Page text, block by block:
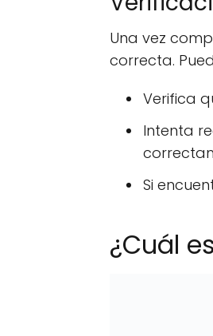
Una vez
correcta.
Verifica
Intenta
Si
¿Cuál